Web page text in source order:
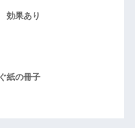
効果あり
紙の冊子